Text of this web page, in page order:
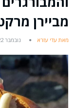
מביירן
מאת עדי עזרא נובמבר 22, 2020